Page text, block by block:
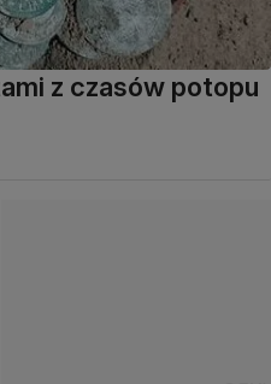
z czasów potopu